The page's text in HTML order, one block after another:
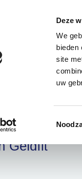
Deze
We
bieden
site
uw
Geldfit